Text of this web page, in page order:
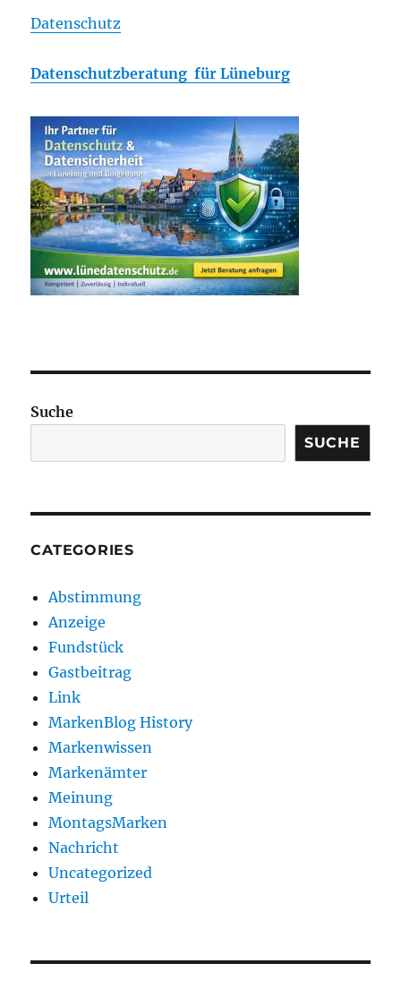
Datenschutz
Datenschutzberatung für Lüneburg
Suche
SUCHE
CATEGORIES
Abstimmung
Anzeige
Fundstück
Gastbeitrag
Link
MarkenBlog History
Markenwissen
Markenämter
Meinung
MontagsMarken
Nachricht
Uncategorized
Urteil